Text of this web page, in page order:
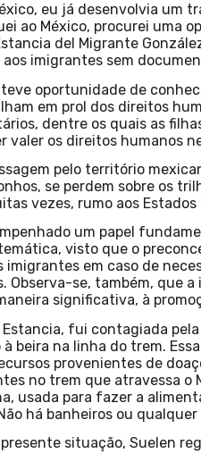
eu já desenvolvia
ao México, procurei uma
del Migrante
imigrantes sem
oportunidade de
em prol dos direitos
dentre os quais as
valer os direitos humanos
pelo território
se perdem sobre os
vezes, rumo aos Estados
um papel
visto que o
imigrantes em caso de
Observa-se, também, que
significativa, à
Estancia, fui contagiada
beira na linha do trem.
provenientes de
no trem que atravessa
usada para fazer a
há banheiros ou
situação, Suelen